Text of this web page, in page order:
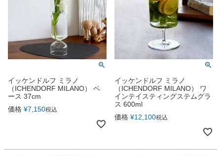
イッケンドルフ ミラノ
（ICHENDORF MILANO） ベ
ース 37cm
価格 ¥7,150税込
イッケンドルフ ミラノ
（ICHENDORF MILANO） ワ
インテイスティングステムグラ
ス 600ml
価格 ¥12,100税込